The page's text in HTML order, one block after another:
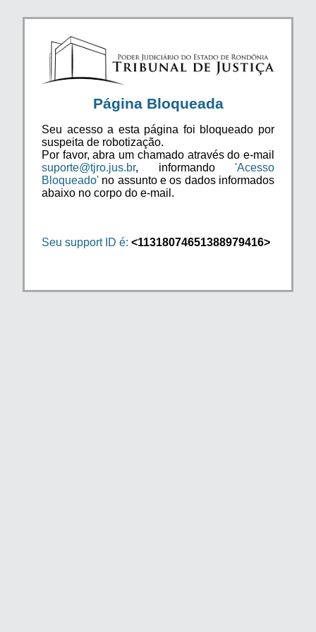
Página Bloqueada
Seu acesso a esta página foi bloqueado por
suspeita de robotização.
Por favor, abra um chamado através do e-mail
suporte@tjro.jus.br, informando 'Acesso
Bloqueado' no assunto e os dados informados
abaixo no corpo do e-mail.
Seu support ID é: <11318074651388979416>